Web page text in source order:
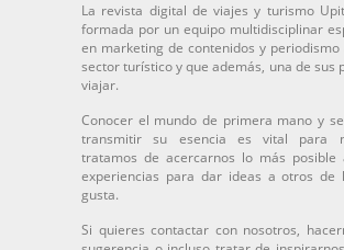
La revista digital de viajes y turismo
formada por un equipo multidisciplinar
en marketing de contenidos y periodismo
sector turístico y que además, una de sus
viajar.
Conocer el mundo de primera mano y
transmitir su esencia es vital para
tratamos de acercarnos lo más posible
experiencias para dar ideas a otros de
gusta.
Si quieres contactar con nosotros,